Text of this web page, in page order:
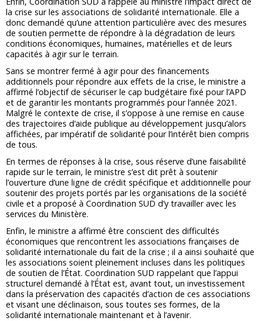
la crise sur les associations de solidarité internationale. Elle a
donc demandé qu’une attention particulière avec des mesures
de soutien permette de répondre à la dégradation de leurs
conditions économiques, humaines, matérielles et de leurs
capacités à agir sur le terrain.
Sans se montrer fermé à agir pour des financements
additionnels pour répondre aux effets de la crise, le ministre a
affirmé l’objectif de sécuriser le cap budgétaire fixé pour l’APD
et de garantir les montants programmés pour l’année 2021.
Malgré le contexte de crise, il s’oppose à une remise en cause
des trajectoires d’aide publique au développement jusqu’alors
affichées, par impératif de solidarité pour l’intérêt bien compris
de tous.
En termes de réponses à la crise, sous réserve d’une faisabilité
rapide sur le terrain, le ministre s’est dit prêt à soutenir
l’ouverture d’une ligne de crédit spécifique et additionnelle pour
soutenir des projets portés par les organisations de la société
civile et a proposé à Coordination SUD d’y travailler avec les
services du Ministère.
Enfin, le ministre a affirmé être conscient des difficultés
économiques que rencontrent les associations françaises de
solidarité internationale du fait de la crise ; il a ainsi souhaité que
les associations soient pleinement incluses dans les politiques
de soutien de l’État. Coordination SUD rappelant que l’appui
structurel demandé à l’État est, avant tout, un investissement
dans la préservation des capacités d’action de ces associations
et visant une déclinaison, sous toutes ses formes, de la
solidarité internationale maintenant et à l’avenir.